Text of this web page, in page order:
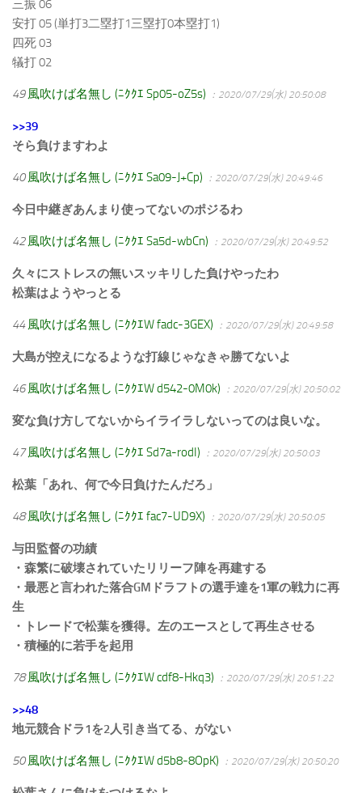
三振 06
安打 05 (単打3二塁打1三塁打0本塁打1)
四死 03
犠打 02
49 風吹けば名無し (ﾆｸｸｴ Sp05-oZ5s) ：2020/07/29(水) 20:50:08
>>39
そら負けますわよ
40 風吹けば名無し (ﾆｸｸｴ Sa09-J+Cp) ：2020/07/29(水) 20:49:46
今日中継ぎあんまり使ってないのポジるわ
42 風吹けば名無し (ﾆｸｸｴ Sa5d-wbCn) ：2020/07/29(水) 20:49:52
久々にストレスの無いスッキリした負けやったわ
松葉はようやっとる
44 風吹けば名無し (ﾆｸｸｴW fadc-3GEX) ：2020/07/29(水) 20:49:58
大島が控えになるような打線じゃなきゃ勝てないよ
46 風吹けば名無し (ﾆｸｸｴW d542-0M0k) ：2020/07/29(水) 20:50:02
変な負け方してないからイライラしないってのは良いな。
47 風吹けば名無し (ﾆｸｸｴ Sd7a-rodI) ：2020/07/29(水) 20:50:03
松葉「あれ、何で今日負けたんだろ」
48 風吹けば名無し (ﾆｸｸｴ fac7-UD9X) ：2020/07/29(水) 20:50:05
与田監督の功績
・森繁に破壊されていたリリーフ陣を再建する
・最悪と言われた落合GMドラフトの選手達を1軍の戦力に再
生
・トレードで松葉を獲得。左のエースとして再生させる
・積極的に若手を起用
78 風吹けば名無し (ﾆｸｸｴW cdf8-Hkq3) ：2020/07/29(水) 20:51:22
>>48
地元競合ドラ1を2人引き当てる、がない
50 風吹けば名無し (ﾆｸｸｴW d5b8-8OpK) ：2020/07/29(水) 20:50:20